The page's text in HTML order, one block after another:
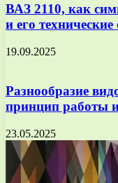
ВАЗ 2110, как
и его технические
19.09.2025
Разнообразие
принцип работы
23.05.2025